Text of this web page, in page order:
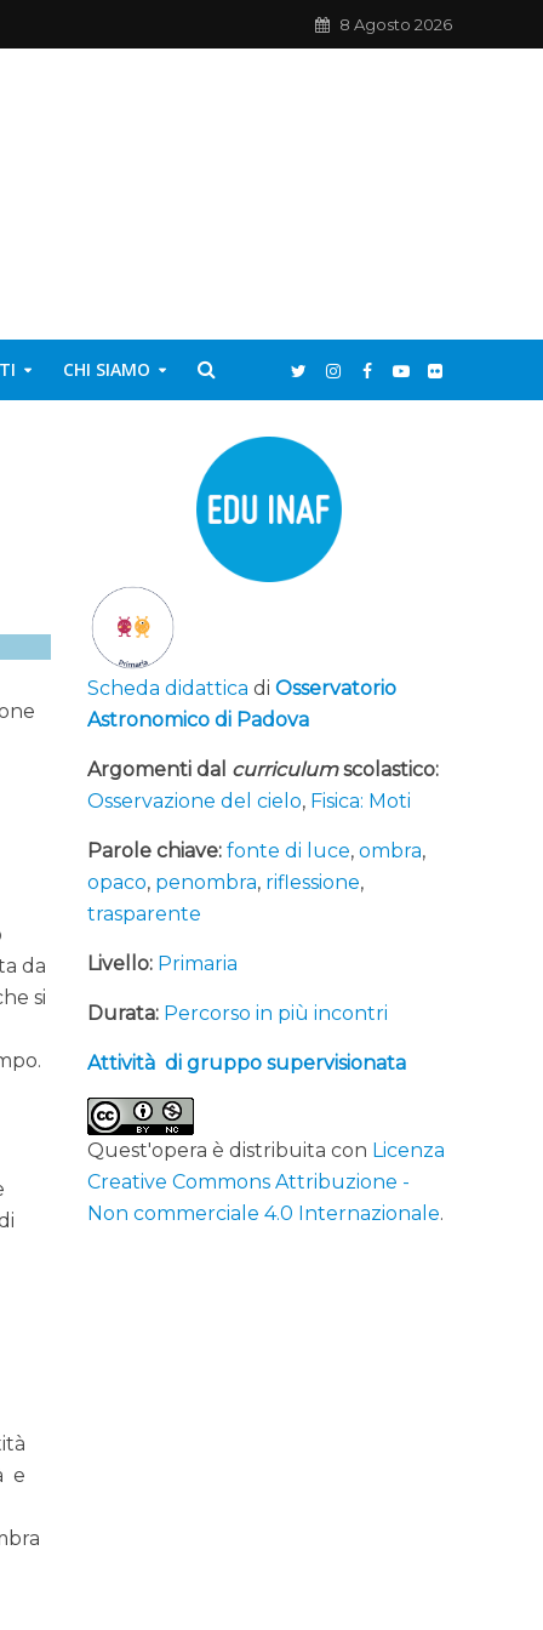
8 Agosto 2026
CHI SIAMO
da
si
e
Scheda didattica diOsservatorio
Astronomico di Padova
Argomenti dal curriculumscolastico:
Osservazione del cielo, Fisica: Moti
Parole chiave: fonte di luce,ombra,
opaco, penombra, riflessione,
trasparente
Livello: Primaria
Durata: Percorso in più incontri
Attività di gruppo supervisionata
Quest'opera è distribuita con Licenza
Creative Commons Attribuzione -
Non commerciale 4.0 Internazionale.